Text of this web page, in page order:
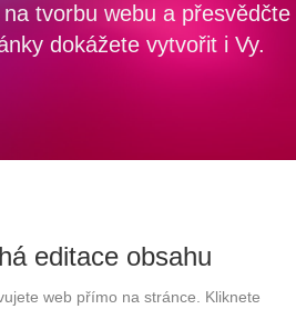
tvorbu webu a přesvědčte
dokážete vytvořit i Vy.
editace obsahu
web přímo na stránce. Kliknete